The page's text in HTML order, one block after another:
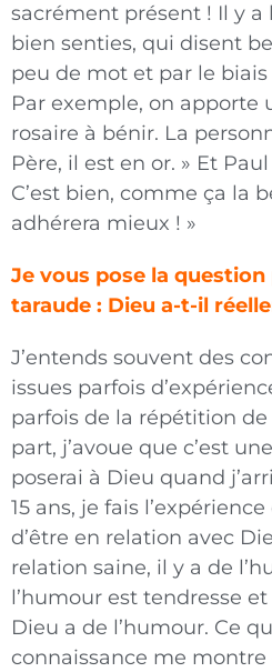
sacrément présent ! Il y a
bien senties, qui disent
peu de mot et par le biais
Par exemple, on apporte
rosaire à bénir. La
Père, il est en or. » Et
C’est bien, comme ça la
adhérera mieux ! »
Je vous pose la question
taraude : Dieu a-t-il
J’entends souvent des
issues parfois
parfois de la répétition
part, j’avoue que c’est
poserai à Dieu quand
15 ans, je fais
d’être en relation avec
relation saine, il y a de
l’humour est tendresse
Dieu a de l’humour. Ce
connaissance me montre